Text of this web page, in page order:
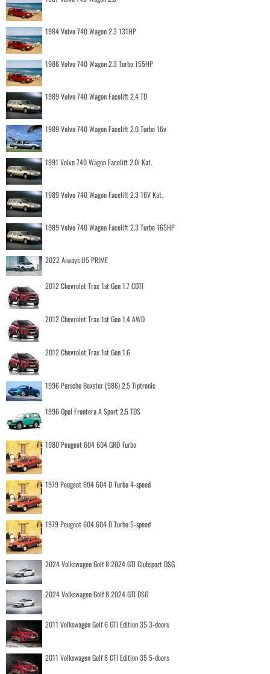
1984 Volvo 740 Wagon 2.3 131HP
1986 Volvo 740 Wagon 2.3 Turbo 155HP
1989 Volvo 740 Wagon Facelift 2.4 TD
1989 Volvo 740 Wagon Facelift 2.0 Turbo 16v
1991 Volvo 740 Wagon Facelift 2.0i Kat.
1989 Volvo 740 Wagon Facelift 2.3 16V Kat.
1989 Volvo 740 Wagon Facelift 2.3 Turbo 165HP
2022 Aiways U5 PRIME
2012 Chevrolet Trax 1st Gen 1.7 CDTI
2012 Chevrolet Trax 1st Gen 1.4 AWD
2012 Chevrolet Trax 1st Gen 1.6
1996 Porsche Boxster (986) 2.5 Tiptronic
1996 Opel Frontera A Sport 2.5 TDS
1980 Peugeot 604 604 GRD Turbo
1979 Peugeot 604 604 D Turbo 4-speed
1979 Peugeot 604 604 D Turbo 5-speed
2024 Volkswagen Golf 8 2024 GTI Clubsport DSG
2024 Volkswagen Golf 8 2024 GTI DSG
2011 Volkswagen Golf 6 GTI Edition 35 3-doors
2011 Volkswagen Golf 6 GTI Edition 35 5-doors